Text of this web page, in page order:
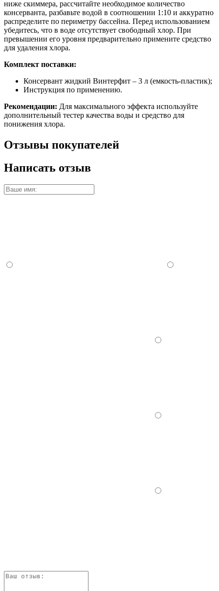
ниже скиммера, рассчитайте необходимое количество
консерванта, разбавьте водой в соотношении 1:10 и аккуратно
распределите по периметру бассейна. Перед использованием
убедитесь, что в воде отсутствует свободный хлор. При
превышении его уровня предварительно примените средство
для удаления хлора.
Комплект поставки:
Консервант жидкий Винтерфит – 3 л (емкость-пластик);
Инструкция по применению.
Рекомендации: Для максимального эффекта используйте
дополнительный тестер качества воды и средство для
понижения хлора.
Отзывы покупателей
Написать отзыв